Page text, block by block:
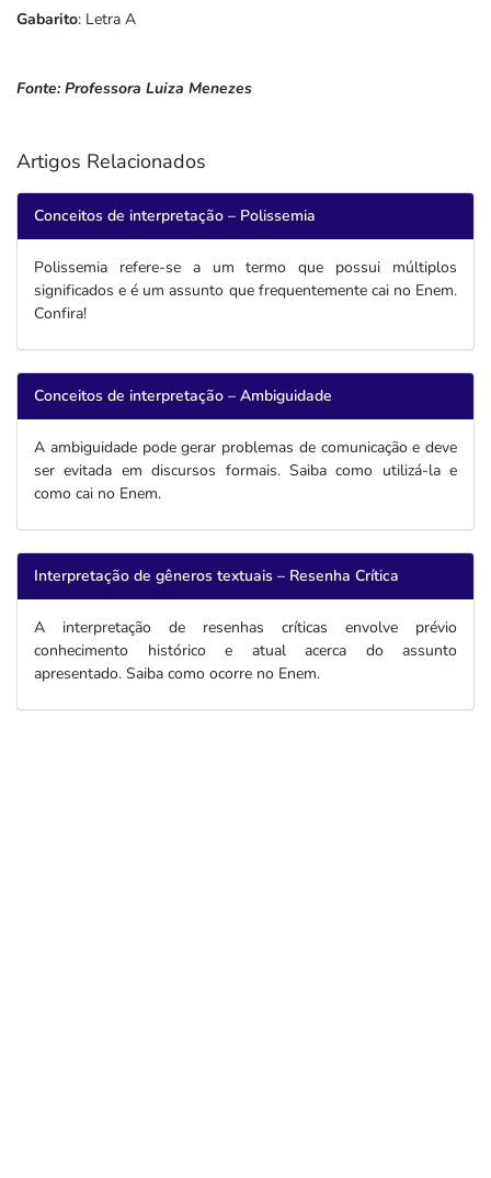
Gabarito: Letra A
Fonte: Professora Luiza Menezes
Artigos Relacionados
Conceitos de interpretação – Polissemia
Polissemia refere-se a um termo que possui múltiplos
significados e é um assunto que frequentemente cai no Enem.
Confira!
Conceitos de interpretação – Ambiguidade
A ambiguidade pode gerar problemas de comunicação e deve
ser evitada em discursos formais. Saiba como utilizá-la e
como cai no Enem.
Interpretação de gêneros textuais – Resenha Crítica
A interpretação de resenhas críticas envolve prévio
conhecimento histórico e atual acerca do assunto
apresentado. Saiba como ocorre no Enem.